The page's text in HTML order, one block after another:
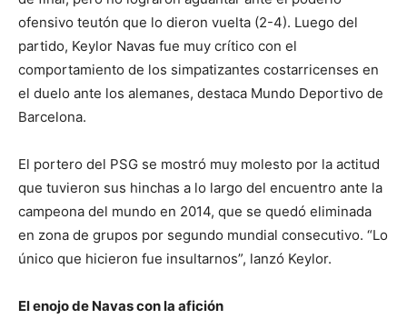
ofensivo teutón que lo dieron vuelta (2-4). Luego del
partido, Keylor Navas fue muy crítico con el
comportamiento de los simpatizantes costarricenses en
el duelo ante los alemanes, destaca Mundo Deportivo de
Barcelona.
El portero del PSG se mostró muy molesto por la actitud
que tuvieron sus hinchas a lo largo del encuentro ante la
campeona del mundo en 2014, que se quedó eliminada
en zona de grupos por segundo mundial consecutivo. “Lo
único que hicieron fue insultarnos”, lanzó Keylor.
El enojo de Navas con la afición